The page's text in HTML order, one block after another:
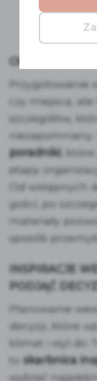
ORGANIZACJA
Przygotowanie
czy miejsca,
szczegółów,
poradniki ,
etapy
Od wstępnych
gości, po
materiały
sposób
INSPIRACJE
PODJĄĆ
Planowanie
decyzji, które
klimat i styl do
to skarbnica
wybrać